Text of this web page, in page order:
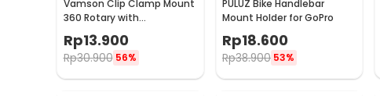
Vamson Clip Clamp Mount
360 Rotary with
Smartphone Holder for
GoPro - VP512
Rp13.900
Rp30.900 56%
PULUZ Bike Handlebar
Mount Holder for GoPro
Rp18.600
Rp38.900 53%